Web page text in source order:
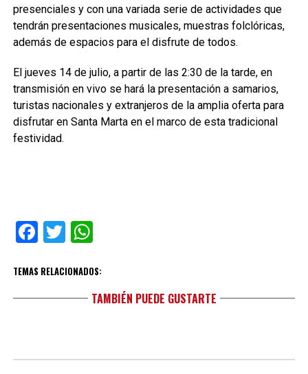
presenciales y con una variada serie de actividades que
tendrán presentaciones musicales, muestras folclóricas,
además de espacios para el disfrute de todos.
El jueves 14 de julio, a partir de las 2:30 de la tarde, en
transmisión en vivo se hará la presentación a samarios,
turistas nacionales y extranjeros de la amplia oferta para
disfrutar en Santa Marta en el marco de esta tradicional
festividad.
Facebook
TwitterWhatsApp
TEMAS RELACIONADOS:
TAMBIÉN PUEDE GUSTARTE